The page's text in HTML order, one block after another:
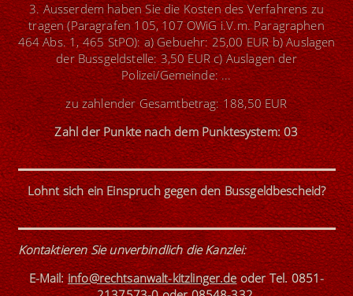
3. Ausserdem haben Sie die Kosten des Verfahrens zu
tragen (Paragrafen 105, 107 OWiG i.V.m. Paragraphen
464 Abs. 1, 465 StPO): a) Gebuehr: 25,00 EUR b) Auslagen
der Bussgeldstelle: 3,50 EUR c) Auslagen der
Polizei/Gemeinde: ...
zu zahlender Gesamtbetrag: 188,50 EUR
Zahl der Punkte nach dem Punktesystem: 03
Lohnt sich ein Einspruch gegen den Bussgeldbescheid?
Kontaktieren Sie unverbindlich die Kanzlei:
E-Mail:info@rechtsanwalt-kitzlinger.de oderTel. 0851-